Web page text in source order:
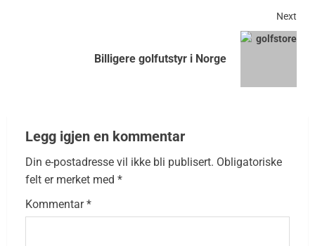
Next
Billigere golfutstyr i Norge
Legg igjen en kommentar
Din e-postadresse vil ikke bli publisert. Obligatoriske
felt er merket med *
Kommentar*